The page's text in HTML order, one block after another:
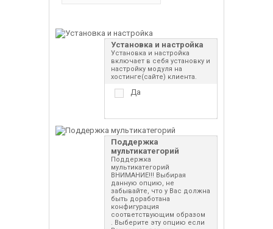
Установка и настройка
Установка и настройка
включает в себя установку и
настройку модуля на
хостинге(сайте) клиента.
Да
Поддержка
мультикатегорий
Поддержка
мультикатегорий
ВНИМАНИЕ!!! Выбирая
данную опцию, не
забывайте, что у Вас должна
быть доработана
конфигурация
соответствующим образом
. Выберите эту опцию если